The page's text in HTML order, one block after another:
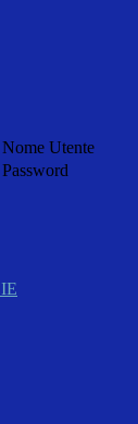
Nome Utente
Password